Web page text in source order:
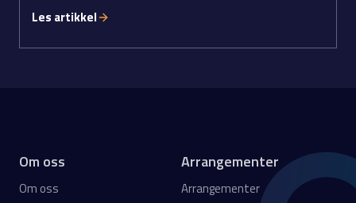
Les artikkel
Om oss
Om oss
Arrangementer
Arrangementer